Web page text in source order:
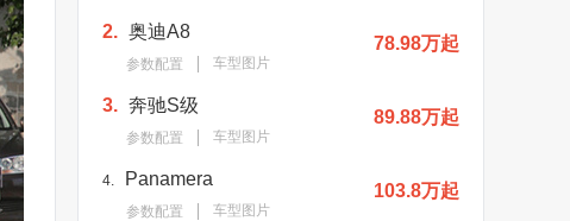
2. 奥迪A8
参数配置 车型图片
78.98万起
3. 奔驰S级
参数配置 车型图片
89.88万起
4. Panamera
参数配置 车型图片
103.8万起